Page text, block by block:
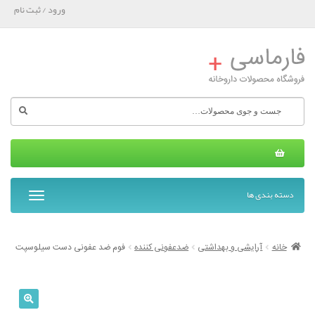
ورود / ثبت نام
جستجو
دسته بندی ها
T
o
g
n
a
خانه آرایشی و بهداشتی ضدعفونی کننده فوم ضد عفونی دست سیلوسپت